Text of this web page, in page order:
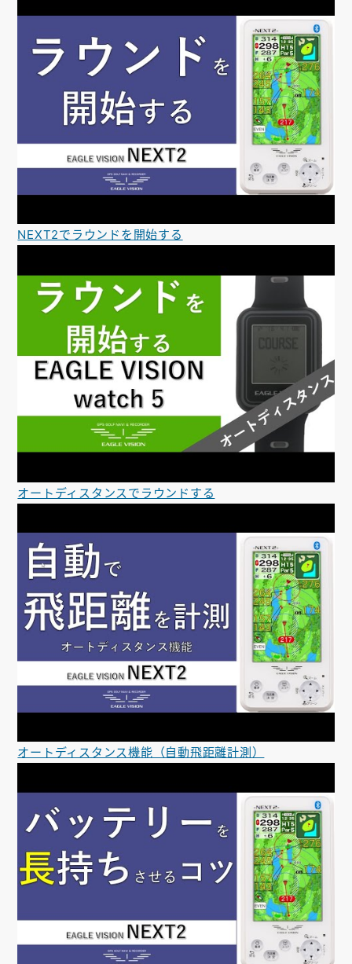
NEXT2でラウンドを開始する
オートディスタンスでラウンドする
オートディスタンス機能（自動飛距離計測）